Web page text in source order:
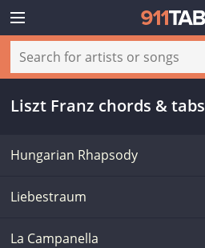
Liszt Franz chords & tabs
Hungarian Rhapsody
Liebestraum
La Campanella